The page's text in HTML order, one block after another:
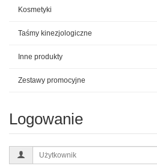
Kosmetyki
Taśmy kinezjologiczne
Inne produkty
Zestawy promocyjne
Logowanie
Użytkownik